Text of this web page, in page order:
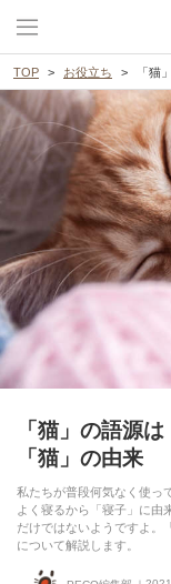
TOP お役立ち 「猫
「猫」の語源
「猫」の由来
私たちが普段何気なく使っ
よく寝るから「寝子」に由
だけではないようですよ。
について解説します。